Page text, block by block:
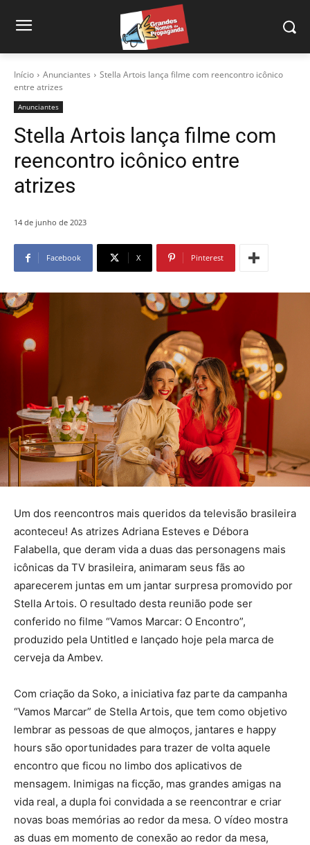
Início Anunciantes
Stella Artois lança filme com reencontro icônico
entre atrizes
Anunciantes
Stella Artois lança filme com
reencontro icônico entre
atrizes
14 de junho de 2023
Facebook X Pinterest
Um dos reencontros mais queridos da televisão brasileira
aconteceu! As atrizes Adriana Esteves e Débora
Falabella, que deram vida a duas das personagens mais
icônicas da TV brasileira, animaram seus fãs ao
aparecerem juntas em um jantar surpresa promovido por
Stella Artois. O resultado desta reunião pode ser
conferido no filme “Vamos Marcar: O Encontro”,
produzido pela Untitled e lançado hoje pela marca de
cerveja da Ambev.
Com criação da Soko, a iniciativa faz parte da campanha
“Vamos Marcar” de Stella Artois, que tem como objetivo
lembrar as pessoas de que almoços, jantares e happy
hours são oportunidades para trazer de volta aquele
encontro que ficou no limbo dos aplicativos de
mensagem. Inimigas na ficção, mas grandes amigas na
vida real, a dupla foi convidada a se reencontrar e criar
novas boas memórias ao redor da mesa. O vídeo mostra
as duas em momento de conexão ao redor da mesa,